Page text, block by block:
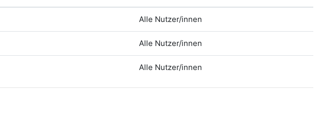
Alle Nutzer/innen
Alle Nutzer/innen
Alle Nutzer/innen